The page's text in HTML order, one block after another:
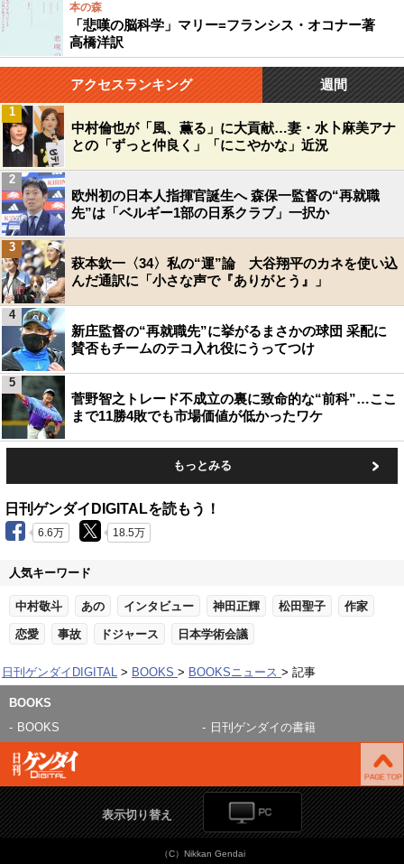
本の森
「悲嘆の脳科学」マリー=フランシス・オコナー著
高橋洋訳
アクセスランキング 週間
中村倫也が「風、薫る」に大貢献…妻・水卜麻美アナ
との「ずっと仲良く」「にこやかな」近況
1
欧州初の日本人指揮官誕生へ 森保一監督の“再就職
先”は「ベルギー1部の日系クラブ」一択か
2
萩本欽一〈34〉私の“運”論 大谷翔平のカネを使い込
んだ通訳に「小さな声で『ありがとう』」
3
新庄監督の“再就職先”に挙がるまさかの球団 采配に
賛否もチームのテコ入れ役にうってつけ
4
菅野智之トレード不成立の裏に致命的な“前科”…ここ
まで11勝4敗でも市場価値が低かったワケ
5
もっとみる
日刊ゲンダイDIGITALを読もう！
6.6万 18.5万
人気キーワード
中村敬斗 あの インタビュー 神田正輝 松田聖子 作家
恋愛 事故 ドジャース 日本学術会議
日刊ゲンダイDIGITAL BOOKS BOOKSニュース 記事
BOOKS
BOOKS
日刊ゲンダイの書籍
表示切り替え
（C）Nikkan Gendai